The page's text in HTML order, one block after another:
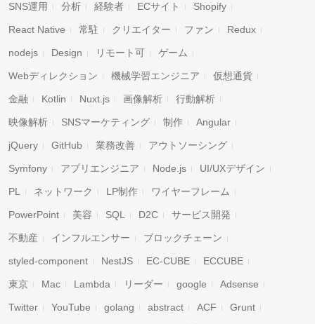
SNS運用 分析 経験者 ECサイト Shopify
React Native 常駐 クリエイター ファン Redux
nodejs Design リモート可 ゲーム
Webディレクション 機械学習エンジニア 仮想通貨
金融 Kotlin Nuxt.js 画像解析 行動解析
映像解析 SNSマーケティング 制作 Angular
jQuery GitHub 業務改善 アウトソーシング
Symfony アプリエンジニア Node.js UI/UXデザイン
PL ネットワーク LP制作 ワイヤーフレーム
PowerPoint 美容 SQL D2C サービス開発
不動産 インフルエンサー ブロックチェーン
styled-component NestJS EC-CUBE ECCUBE
東京 Mac Lambda リーダー google Adsense
Twitter YouTube golang abstract ACF Grunt